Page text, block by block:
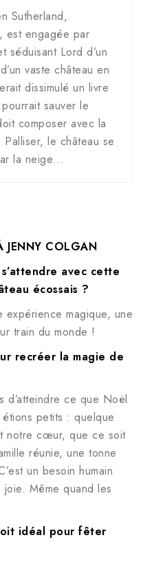
Sutherland,
est engagée par
séduisant Lord d’un
vaste château en
dissimulé un livre
sauver le
composer avec la
le château se
la neige…
JENNY COLGAN
avec cette
écossais ?
expérience magique, une
train du monde !
recréer la magie de
d’atteindre ce que Noël
petits : quelque
notre cœur, que ce soit
réunie, une tonne
un besoin humain
Même quand les
idéal pour fêter